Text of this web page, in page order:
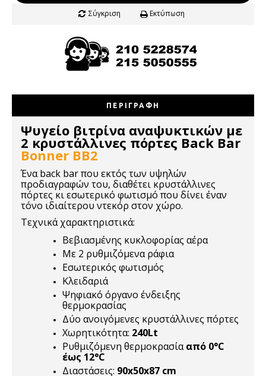
Σύγκριση Εκτύπωση
ΠΕΡΙΓΡΑΦΉ
Ψυγείο βιτρίνα αναψυκτικών με
2 κρυστάλλινες πόρτες Back Bar
Bonner BB2
Ένα back bar που εκτός των υψηλών
προδιαγραφών του, διαθέτει κρυστάλλινες
πόρτες κι εσωτερικό φωτισμό που δίνει έναν
τόνο ιδιαίτερου ντεκόρ στον χώρο.
Τεχνικά χαρακτηριστικά:
Βεβιασμένης κυκλοφορίας αέρα
Με 2 ρυθμιζόμενα ράφια
Εσωτερικός φωτισμός
Κλειδαριά
Ψηφιακό όργανο ένδειξης
θερμοκρασίας
Δύο ανοιγόμενες κρυστάλλινες πόρτες
Χωρητικότητα: 240Lt
Ρυθμιζόμενη θερμοκρασίααπό 0°C
έως 12°C
Διαστάσεις: 90x50x87 cm